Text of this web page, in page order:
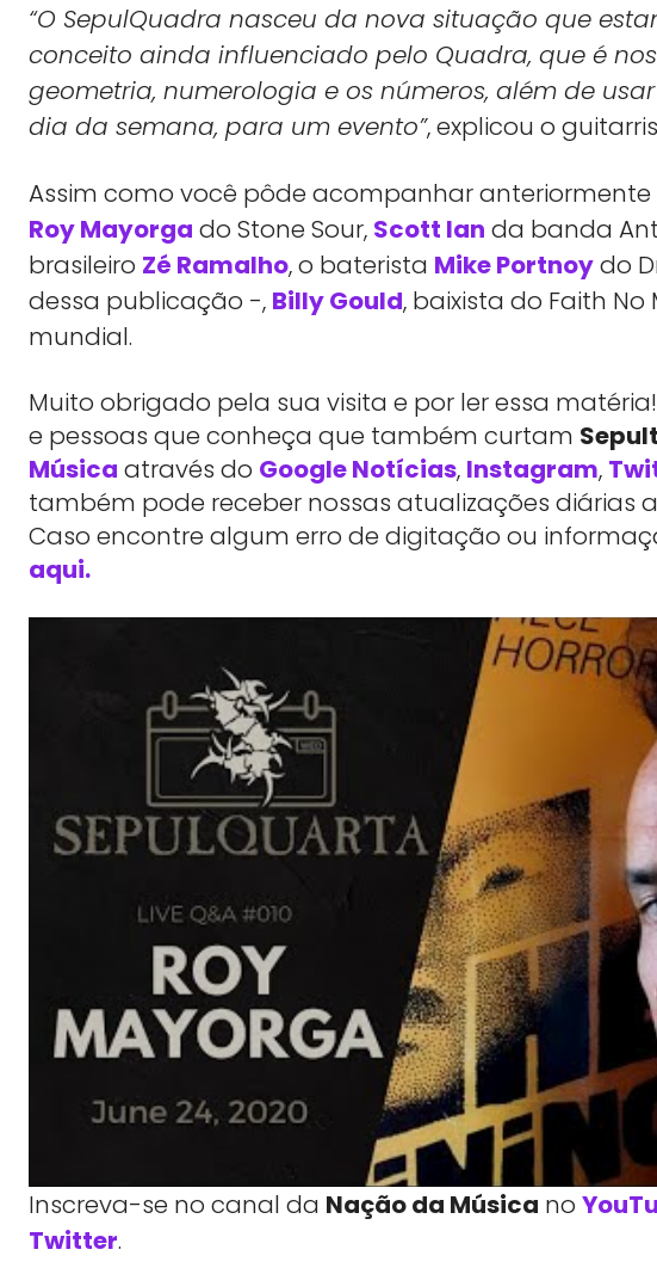
“O SepulQuadra nasceu da nova situação que
conceito ainda influenciado pelo Quadra, que é
geometria, numerologia e os números, além de
dia da semana, para um evento”, explicou o
Assim como você pôde acompanhar
Roy Mayorga do Stone Sour, Scott Ian da banda
brasileiro Zé Ramalho, o baterista Mike Portnoydo
dessa publicação -, Billy Gould, baixista do Faith
mundial.
Muito obrigado pela sua visita e por ler essa
e pessoas que conheça que também curtam
Música através do Google Notícias, Instagram,
também pode receber nossas atualizações diárias
Caso encontre algum erro de digitação ou
aqui.
Inscreva-se no canal da Nação da Música no
Twitter.